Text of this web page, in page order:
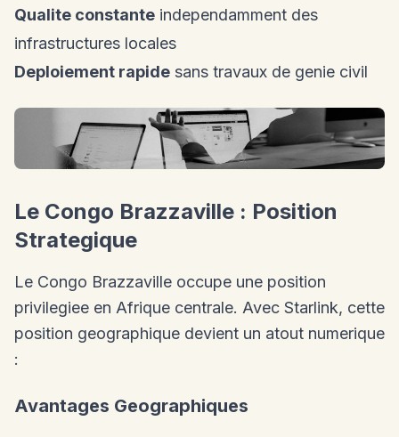
Qualite constante independamment des
infrastructures locales
Deploiement rapide sans travaux de genie civil
Le Congo Brazzaville : Position
Strategique
Le Congo Brazzaville occupe une position
privilegiee en Afrique centrale. Avec Starlink, cette
position geographique devient un atout numerique
:
Avantages Geographiques